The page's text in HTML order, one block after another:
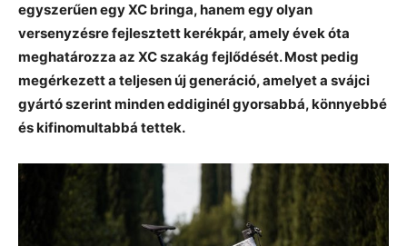
egyszerűen egy XC bringa, hanem egy olyan
versenyzésre fejlesztett kerékpár, amely évek óta
meghatározza az XC szakág fejlődését. Most pedig
megérkezett a teljesen új generáció, amelyet a svájci
gyártó szerint minden eddiginél gyorsabbá, könnyebbé
és kifinomultabbá tettek.